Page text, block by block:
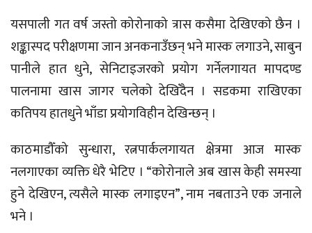
यसपाली गत वर्ष जस्तो कोरोनाको त्रास कसैमा देखिएको छैन ।
शङ्कास्पद परीक्षणमा जान अनकनाउँछन् भने मास्क लगाउने, साबुन
पानीले हात धुने, सेनिटाइजरको प्रयोग गर्नेलगायत मापदण्ड
पालनामा खास जागर चलेको देखिँदैन । सडकमा राखिएका
कतिपय हातधुने भाँडा प्रयोगविहीन देखिन्छन् ।
काठमाडौँको सुन्धारा, रत्नपार्कलगायत क्षेत्रमा आज मास्क
नलगाएका व्यक्ति धेरै भेटिए । “कोरोनाले अब खास केही समस्या
हुने देखिएन, त्यसैले मास्क लगाइएन”, नाम नबताउने एक जनाले
भने ।